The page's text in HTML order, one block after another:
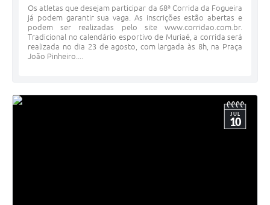
Os atletas que desejam participar da 68ª Corrida da Fogueira
já podem garantir sua vaga. As inscrições estão abertas e
podem ser realizadas pelo site www.corridao.com.br.
Tradicional no calendário esportivo de Muriaé, a corrida será
realizada no dia 23 de agosto, com largada às 8h, na Praça
João Pinheiro....
JUL
10